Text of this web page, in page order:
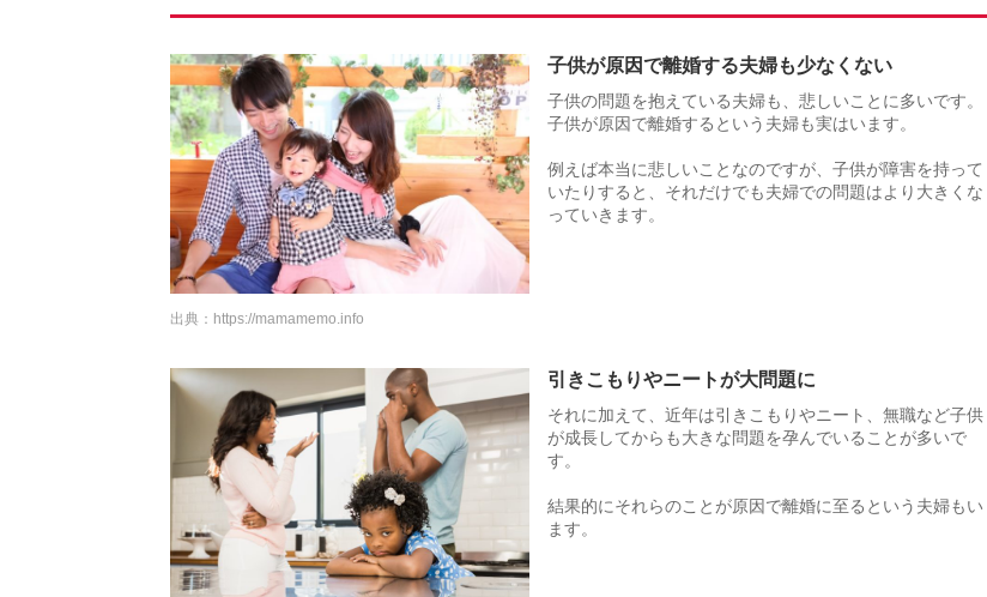
子供が原因で離婚する夫婦も少なくない
子供の問題を抱えている夫婦も、悲しいことに多いです。
子供が原因で離婚するという夫婦も実はいます。
例えば本当に悲しいことなのですが、子供が障害を持って
いたりすると、それだけでも夫婦での問題はより大きくな
っていきます。
出典： https://mamamemo.info
引きこもりやニートが大問題に
それに加えて、近年は引きこもりやニート、無職など子供
が成長してからも大きな問題を孕んでいることが多いで
す。
結果的にそれらのことが原因で離婚に至るという夫婦もい
ます。